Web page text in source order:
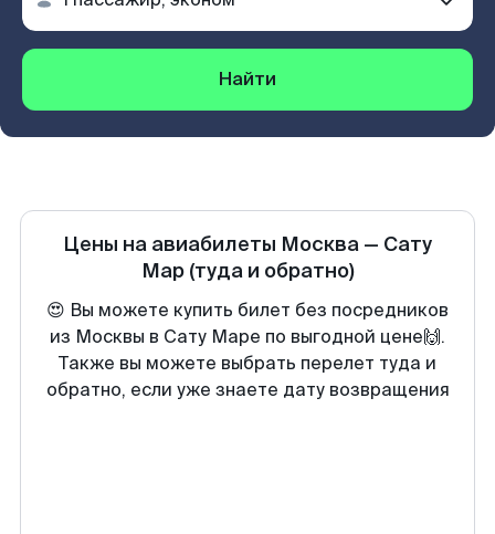
Найти
Цены на авиабилеты Москва — Сату
Мар (туда и обратно)
😍 Вы можете купить билет без посредников
из Москвы в Сату Маре по выгодной цене🙌.
Также вы можете выбрать перелет туда и
обратно, если уже знаете дату возвращения